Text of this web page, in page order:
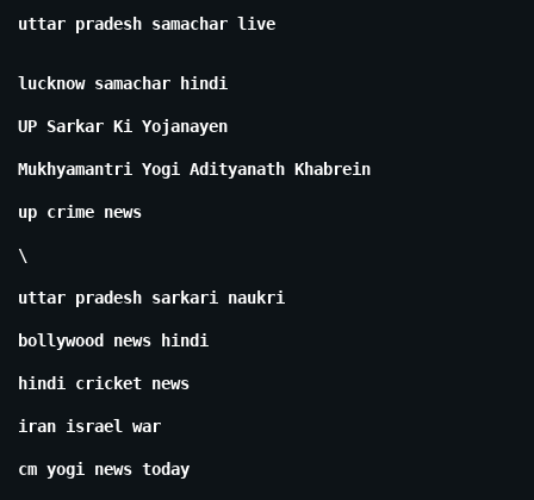
uttar pradesh samachar live
lucknow samachar hindi
UP Sarkar Ki Yojanayen
Mukhyamantri Yogi Adityanath Khabrein
up crime news
\
uttar pradesh sarkari naukri
bollywood news hindi
hindi cricket news
iran israel war
cm yogi news today